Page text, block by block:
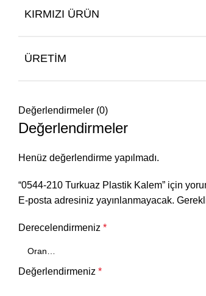
KIRMIZI ÜRÜN
ÜRETIM
Değerlendirmeler (0)
Değerlendirmeler
Henüz değerlendirme yapılmadı.
“0544-210 Turkuaz Plastik Kalem” için
E-posta adresiniz yayınlanmayacak.
Derecelendirmeniz *
Değerlendirmeniz *